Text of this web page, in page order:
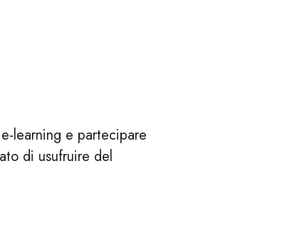
learning e partecipare
di usufruire del